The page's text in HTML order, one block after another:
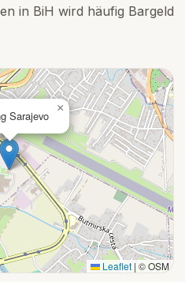
in BiH wird häufig Bargeld
Sarajevo
×
Leaflet | © OSM